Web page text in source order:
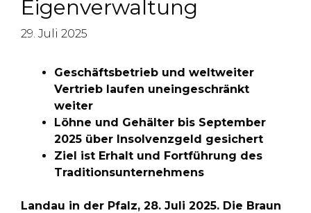
Eigenverwaltung
29. Juli 2025
Geschäftsbetrieb und weltweiter
Vertrieb laufen uneingeschränkt
weiter
Löhne und Gehälter bis September
2025 über Insolvenzgeld gesichert
Ziel ist Erhalt und Fortführung des
Traditionsunternehmens
Landau in der Pfalz, 28. Juli 2025. Die Braun